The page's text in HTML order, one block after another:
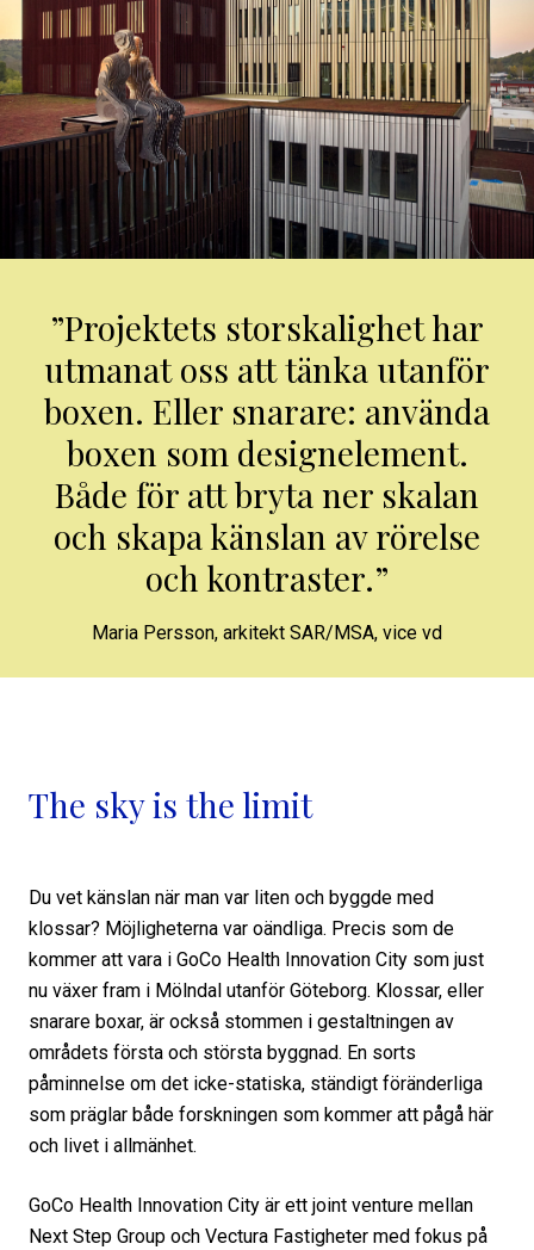
”Projektets storskalighet har
utmanat oss att tänka utanför
boxen. Eller snarare: använda
boxen som designelement.
Både för att bryta ner skalan
och skapa känslan av rörelse
och kontraster.”
Maria Persson, arkitekt SAR/MSA, vice vd
The sky is the limit
Du vet känslan när man var liten och byggde med
klossar? Möjligheterna var oändliga. Precis som de
kommer att vara i GoCo Health Innovation City som just
nu växer fram i Mölndal utanför Göteborg. Klossar, eller
snarare boxar, är också stommen i gestaltningen av
områdets första och största byggnad. En sorts
påminnelse om det icke-statiska, ständigt föränderliga
som präglar både forskningen som kommer att pågå här
och livet i allmänhet.
GoCo Health Innovation City är ett joint venture mellan
Next Step Group och Vectura Fastigheter med fokus på